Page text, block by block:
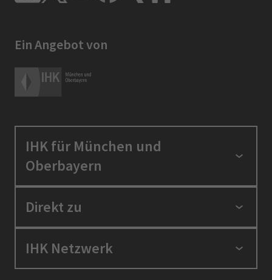
Ein Angebot von
IHK für München und
Oberbayern
Standortpolitik
Berufszugang
Direkt zu
Positionen
IHK Netzwerk